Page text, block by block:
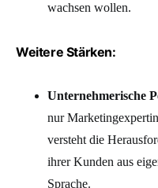
wachsen wollen.
Weitere Stärken:
Unternehmerische
nur
versteht die
ihrer Kunden aus
Sprache.